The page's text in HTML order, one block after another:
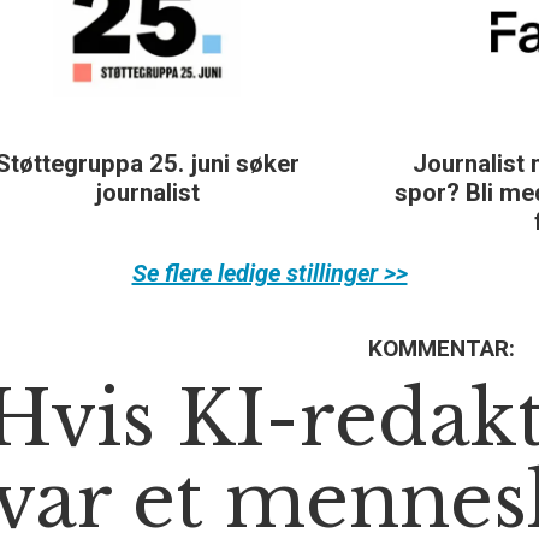
Journalist med teft for digitale
spor? Bli med på å bygge vårt nye
Se flere ledige stillinger >>
KOMMENTAR:
KI-
et